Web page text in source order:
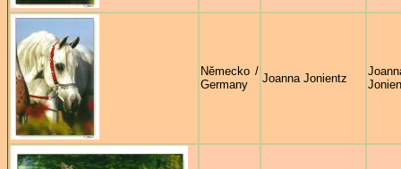
Německo /
Germany
Joanna Jonientz